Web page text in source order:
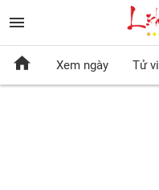
Xem ngày Tử vi